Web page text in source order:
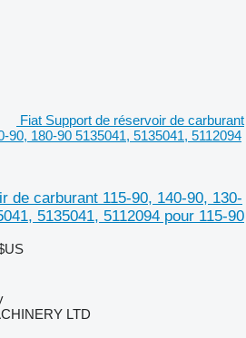
Fiat Support de réservoir de carburant
90, 180-90 5135041, 5135041, 5112094
de carburant 115-90, 140-90, 130-
5135041, 5112094 pour 115-90
LTD